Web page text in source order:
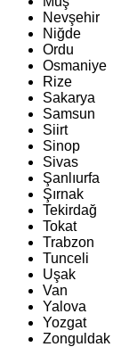
Nevşehir
Niğde
Ordu
Osmaniye
Rize
Sakarya
Samsun
Siirt
Sinop
Sivas
Şanlıurfa
Şırnak
Tekirdağ
Tokat
Trabzon
Tunceli
Uşak
Van
Yalova
Yozgat
Zonguldak